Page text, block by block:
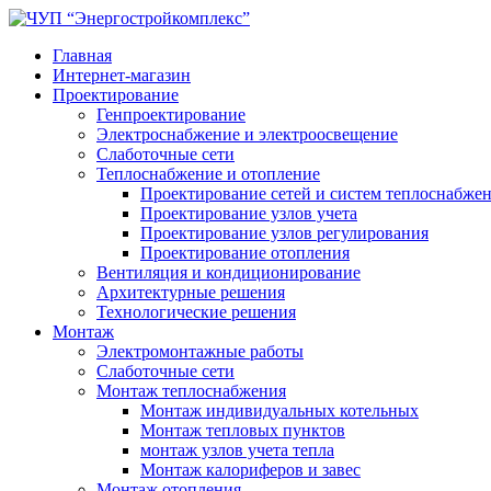
Главная
Интернет-магазин
Проектирование
Генпроектирование
Электроснабжение и электроосвещение
Слаботочные сети
Теплоснабжение и отопление
Проектирование сетей и систем
Проектирование узлов учета
Проектирование узлов регулирования
Проектирование отопления
Вентиляция и кондиционирование
Архитектурные решения
Технологические решения
Монтаж
Электромонтажные работы
Слаботочные сети
Монтаж теплоснабжения
Монтаж индивидуальных котельных
Монтаж тепловых пунктов
монтаж узлов учета тепла
Монтаж калориферов и завес